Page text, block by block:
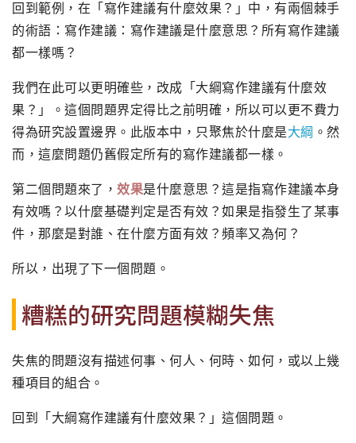
回到範例，在「寫作建議有什麼效果？」中，有兩個棘手
的術語：寫作建議：寫作建議是什麼意思？所有寫作建議
都一樣嗎？
我們在此可以更明確些，改成「大綱寫作建議有什麼效
果？」。這個問題界定得比之前明確，所以可以更不費力
得為研究設置邊界。此版本中，只聚焦於什麼是大綱 。然
而，這麼問題仍舊假定所有的寫作建議都一樣。
第二個問題來了， 效果是什麼意思？這是指寫作建議本身
有效嗎？以什麼基礎判定是否有效？如果是指發生了某事
件，那麼是對誰、在什麼方面有效？頻率又為何？
所以，出現了下一個問題。
糟糕的研究問題模糊失焦
失焦的問題沒有描述何事、何人、何時、如何，或以上幾
種項目的組合。
回到「大綱寫作建議有什麼效果？」這個問題。